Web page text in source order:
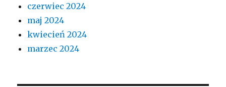
czerwiec 2024
maj 2024
kwiecień 2024
marzec 2024